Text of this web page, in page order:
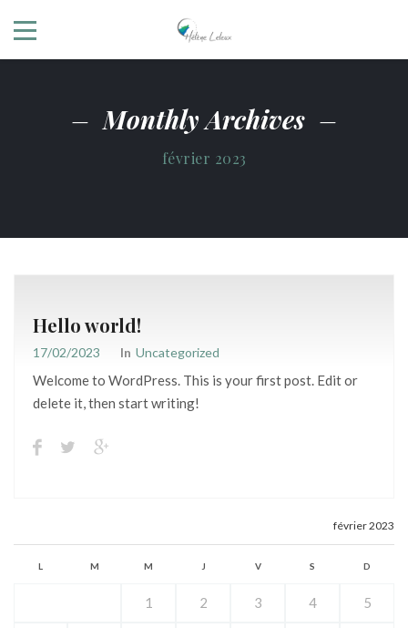
Monthly Archives
février 2023
Hello world!
17/02/2023 In Uncategorized
Welcome to WordPress. This is your first post. Edit or
delete it, then start writing!
février 2023
L M M J V S D
1 2 3 4 5